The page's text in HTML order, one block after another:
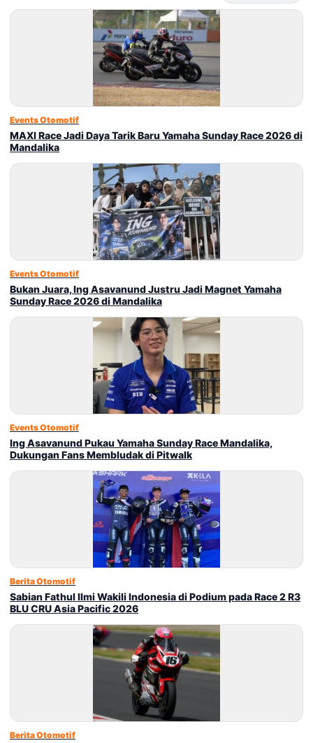
Events Otomotif
MAXI Race Jadi Daya Tarik Baru Yamaha Sunday Race 2026 di
Mandalika
Events Otomotif
Bukan Juara, Ing Asavanund Justru Jadi Magnet Yamaha
Sunday Race 2026 di Mandalika
Events Otomotif
Ing Asavanund Pukau Yamaha Sunday Race Mandalika,
Dukungan Fans Membludak di Pitwalk
Berita Otomotif
Sabian Fathul Ilmi Wakili Indonesia di Podium pada Race 2 R3
BLU CRU Asia Pacific 2026
Berita Otomotif